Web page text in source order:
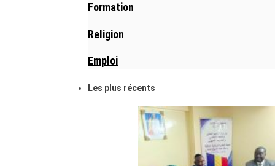
Formation
Religion
Emploi
Les plus récents